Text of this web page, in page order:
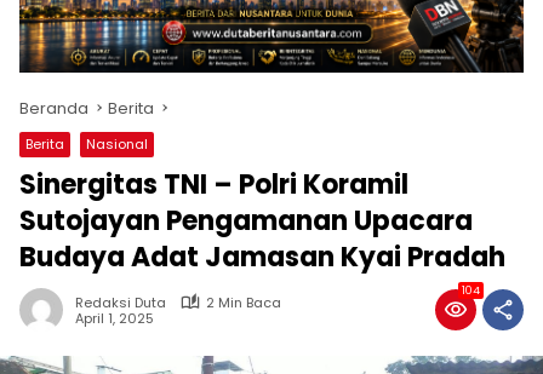
Beranda Berita
Berita Nasional
Sinergitas TNI – Polri Koramil
Sutojayan Pengamanan Upacara
Budaya Adat Jamasan Kyai Pradah
Redaksi Duta
2 Min Baca
April 1, 2025
104